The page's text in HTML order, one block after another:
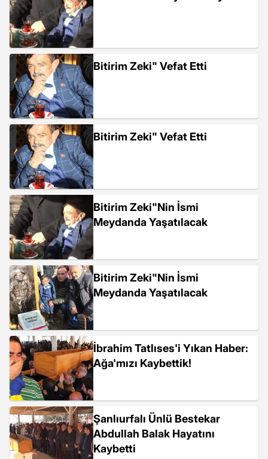
Bitirim Zeki" Vefat Etti
Bitirim Zeki" Vefat Etti
Bitirim Zeki"Nin İsmi
Meydanda Yaşatılacak
Bitirim Zeki"Nin İsmi
Meydanda Yaşatılacak
İbrahim Tatlıses'i Yıkan Haber:
Ağa'mızı Kaybettik!
Şanlıurfalı Ünlü Bestekar
Abdullah Balak Hayatını
Kaybetti